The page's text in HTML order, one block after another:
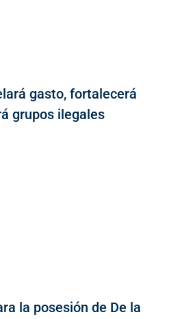
gasto, fortalecerá
grupos ilegales
la posesión de De la